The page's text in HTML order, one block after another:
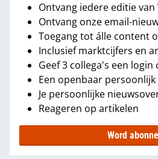
Ontvang iedere editie van
Ontvang onze email-
Toegang tot álle content
Inclusief marktcijfers en
Geef 3 collega's een login
Een openbaar
Je persoonlijke
Reageren op artikelen
Word